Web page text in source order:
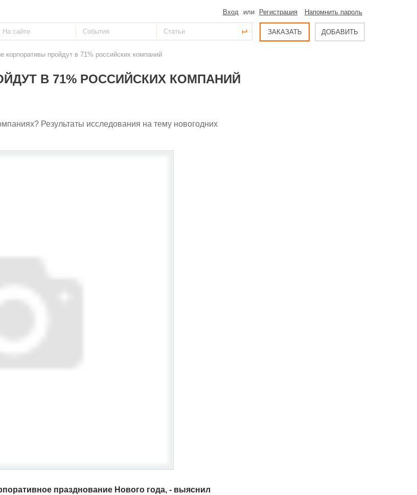
Вход или Регистрация Напомнить пароль
ЗАКАЗАТЬ ДОБАВИТЬ
корпоративы пройдут в 71% российских компаний
В 71% РОССИЙСКИХ КОМПАНИЙ
Результаты исследования на тему новогодних
празднование Нового года, - выяснил